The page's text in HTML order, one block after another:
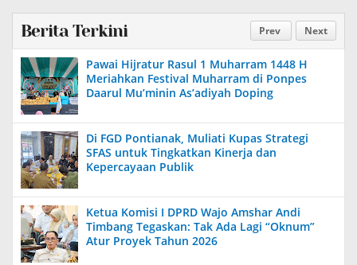
Prev Next
Berita Terkini
Pawai Hijratur Rasul 1 Muharram 1448 H
Meriahkan Festival Muharram di Ponpes
Daarul Mu’minin As’adiyah Doping
Di FGD Pontianak, Muliati Kupas Strategi
SFAS untuk Tingkatkan Kinerja dan
Kepercayaan Publik
Ketua Komisi I DPRD Wajo Amshar Andi
Timbang Tegaskan: Tak Ada Lagi “Oknum”
Atur Proyek Tahun 2026